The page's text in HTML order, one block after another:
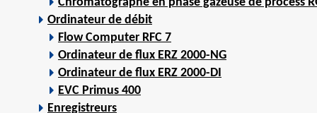
Ordinateur de débit
Flow Computer RFC 7
Ordinateur de flux ERZ 2000-NG
Ordinateur de flux ERZ 2000-DI
EVC Primus 400
Enregistreurs